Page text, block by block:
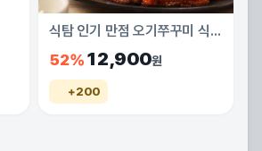
식탐 인기 만점 오기쭈꾸미 식탐배송 입고! 2팩 부터 무료배송 이벤트
52% 12,900원
+200